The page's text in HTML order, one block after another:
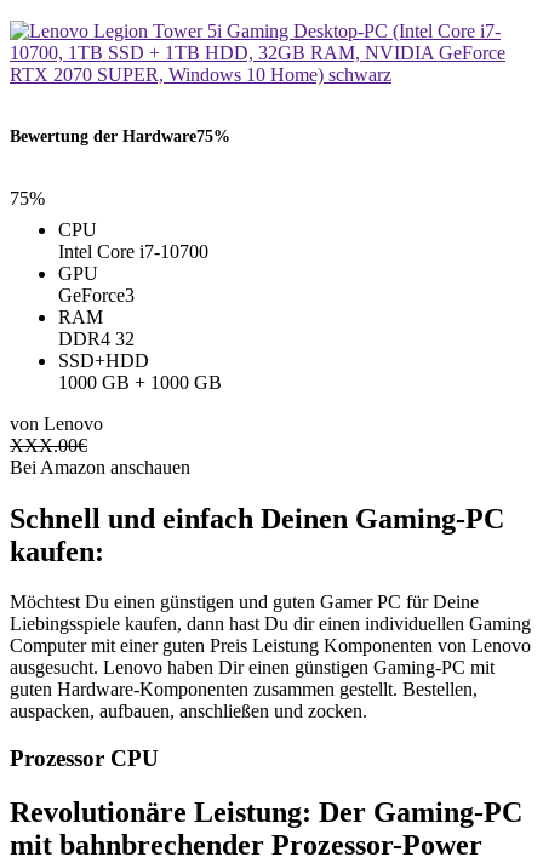
Bewertung der Hardware75%
75%
CPU
Intel Core i7-10700
GPU
GeForce3
RAM
‎DDR4 ‎32
SSD+HDD
1000 GB + 1000 GB
von Lenovo
XXX.00€
Bei Amazon anschauen
Schnell und einfach Deinen Gaming-PC
kaufen:
Möchtest Du einen günstigen und guten Gamer PC für Deine
Liebingsspiele kaufen, dann hast Du dir einen individuellen Gaming
Computer mit einer guten Preis Leistung Komponenten von Lenovo
ausgesucht. Lenovo haben Dir einen günstigen Gaming-PC mit
guten Hardware-Komponenten zusammen gestellt. Bestellen,
auspacken, aufbauen, anschließen und zocken.
Prozessor CPU
Revolutionäre Leistung: Der Gaming-PC
mit bahnbrechender Prozessor-Power